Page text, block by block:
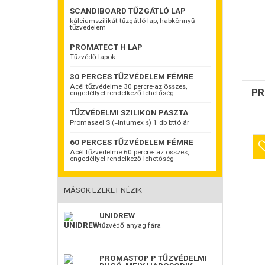
SCANDIBOARD TŰZGÁTLÓ LAP
kálciumszilikát tűzgátló lap, habkönnyű
tűzvédelem
PROMATECT H LAP
Tűzvédő lapok
30 PERCES TŰZVÉDELEM FÉMRE
Acél tűzvédelme 30 percre-az összes,
engedéllyel rendelkező lehetőség
TŰZVÉDELMI SZILIKON PASZTA
Promasael S (=Intumex s) 1 db bttó ár
60 PERCES TŰZVÉDELEM FÉMRE
Acél tűzvédelme 60 percre- az összes,
engedéllyel rendelkező lehetőség
MÁSOK EZEKET NÉZIK
UNIDREW
tűzvédő anyag fára
PROMASTOP P TŰZVÉDELMI
A
minden